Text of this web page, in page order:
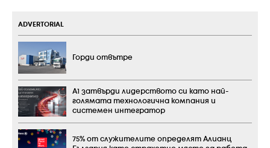
ADVERTORIAL
Горди отвътре
А1 затвърди лидерството си като най-
голямата технологична компания и
системен интегратор
75% от служителите определят Алианц